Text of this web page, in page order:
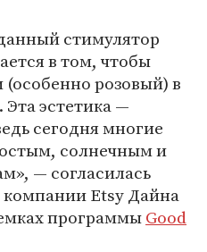
стимулятор
в том, чтобы
(особенно розовый) в
эстетика —
сегодня многие
солнечным и
— согласилась
компании Etsy Дайна
программыGood